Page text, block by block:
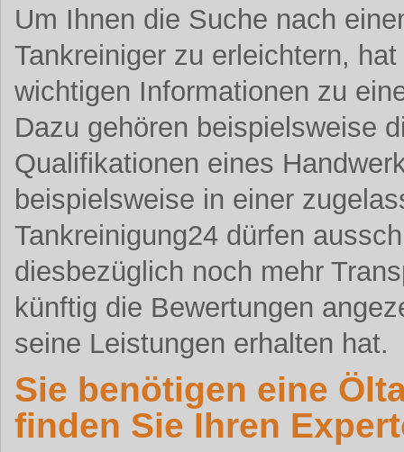
Um Ihnen die Suche nach
Tankreiniger zu erleichtern,
wichtigen Informationen zu
Dazu gehören beispielsweise
Qualifikationen eines
beispielsweise in einer
Tankreinigung24 dürfen
diesbezüglich noch mehr
künftig die Bewertungen
seine Leistungen erhalten hat.
Sie benötigen eine
finden Sie Ihren